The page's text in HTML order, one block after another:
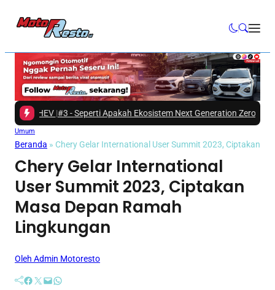
HEV|#3 -Seperti Apakah Ekosistem Next Generation Zero Down Time
Umum
Beranda » Chery Gelar International User Summit 2023, Ciptakan
Chery Gelar International
User Summit 2023, Ciptakan
Masa Depan Ramah
Lingkungan
Oleh Admin Motoresto
Facebook Twitter Mail WhatsApp